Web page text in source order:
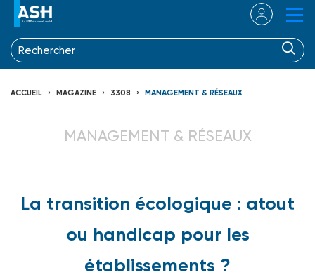
ACCUEIL MAGAZINE 3308 MANAGEMENT & RÉSEAUX
MANAGEMENT & RÉSEAUX
La transition écologique : atout
ou handicap pour les
établissements ?